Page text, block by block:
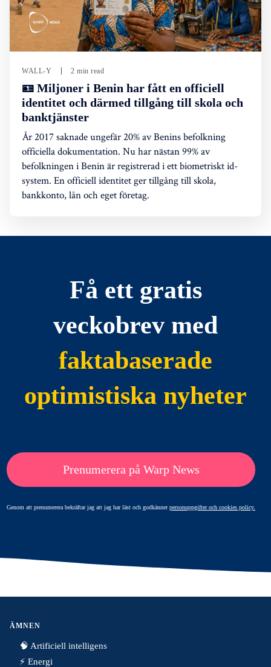
WALL-Y 2 min read
🪪 Miljoner i Benin har fått en officiell
identitet och därmed tillgång till skola och
banktjänster
År 2017 saknade ungefär 20% av Benins befolkning
officiella dokumentation. Nu har nästan 99% av
befolkningen i Benin är registrerad i ett biometriskt id-
system. En officiell identitet ger tillgång till skola,
bankkonto, lån och eget företag.
Få ett gratis
veckobrev med
faktabaserade
optimistiska nyheter
Prenumerera på Warp News
Genom att prenumerera bekräftar jag att jag har läst och godkännerpersonuppgifter och cookies policy.
ÄMNEN
🧠 Artificiell intelligens
⚡️ Energi